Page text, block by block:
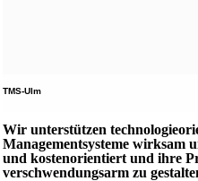
TMS-Ulm
Wir unterstützen
Managementsysteme wirksam
und kostenorientiert und ihre
verschwendungsarm zu